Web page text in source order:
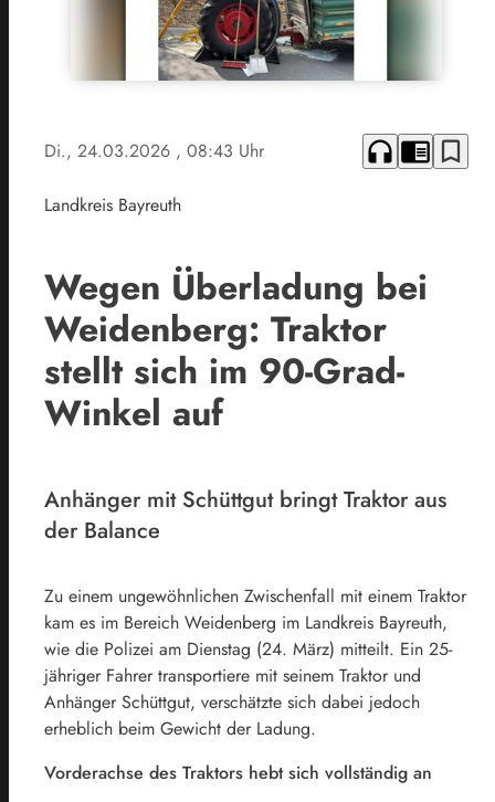
Di., 24.03.2026 , 08:43 Uhr headphones chrome_reader_mode bookmark_border
Landkreis Bayreuth
Wegen Überladung bei
Weidenberg: Traktor
stellt sich im 90-Grad-
Winkel auf
Anhänger mit Schüttgut bringt Traktor aus
der Balance
Zu einem ungewöhnlichen Zwischenfall mit einem Traktor
kam es im Bereich Weidenberg im Landkreis Bayreuth,
wie die Polizei am Dienstag (24. März) mitteilt. Ein 25-
jähriger Fahrer transportiere mit seinem Traktor und
Anhänger Schüttgut, verschätzte sich dabei jedoch
erheblich beim Gewicht der Ladung.
Vorderachse des Traktors hebt sich vollständig an